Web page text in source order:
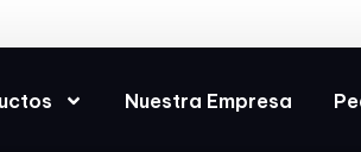
Nuestra Empresa